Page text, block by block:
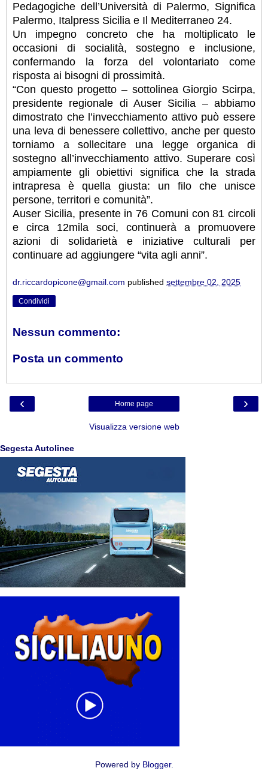
Pedagogiche dell’Università di Palermo, Significa
Palermo, Italpress Sicilia e Il Mediterraneo 24.
Un impegno concreto che ha moltiplicato le
occasioni di socialità, sostegno e inclusione,
confermando la forza del volontariato come
risposta ai bisogni di prossimità.
“Con questo progetto – sottolinea Giorgio Scirpa,
presidente regionale di Auser Sicilia – abbiamo
dimostrato che l’invecchiamento attivo può essere
una leva di benessere collettivo, anche per questo
torniamo a sollecitare una legge organica di
sostegno all’invecchiamento attivo. Superare così
ampiamente gli obiettivi significa che la strada
intrapresa è quella giusta: un filo che unisce
persone, territori e comunità”.
Auser Sicilia, presente in 76 Comuni con 81 circoli
e circa 12mila soci, continuerà a promuovere
azioni di solidarietà e iniziative culturali per
continuare ad aggiungere “vita agli anni”.
dr.riccardopicone@gmail.com published settembre 02, 2025
Condividi
Nessun commento:
Posta un commento
‹ ›
Home page
Visualizza versione web
Segesta Autolinee
Powered by Blogger.